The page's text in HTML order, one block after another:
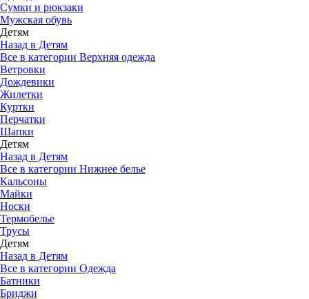
Сумки и рюкзаки
Мужская обувь
Детям
Назад в Детям
Все в категории Верхняя одежда
Ветровки
Дождевики
Жилетки
Куртки
Перчатки
Шапки
Детям
Назад в Детям
Все в категории Нижнее белье
Кальсоны
Майки
Носки
Термобелье
Трусы
Детям
Назад в Детям
Все в категории Одежда
Батники
Бриджи